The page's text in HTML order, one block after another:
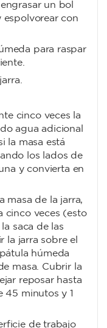
un bol
espolvorear con
para raspar
cinco veces la
agua adicional
la masa está
los lados de
y convierta en
masa de la jarra,
cinco veces (esto
saca de las
la jarra sobre el
húmeda
masa. Cubrir la
reposar hasta
45 minutos y 1
de trabajo